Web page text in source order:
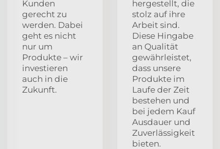
Kunden
gerecht zu
werden. Dabei
geht es nicht
nur um
Produkte – wir
investieren
auch in die
Zukunft.
hergestellt, die
stolz auf ihre
Arbeit sind.
Diese Hingabe
an Qualität
gewährleistet,
dass unsere
Produkte im
Laufe der Zeit
bestehen und
bei jedem Kauf
Ausdauer und
Zuverlässigkeit
bieten.